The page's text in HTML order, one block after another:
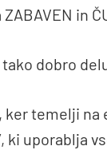
in
dobro
ker temelji na
ki uporablja